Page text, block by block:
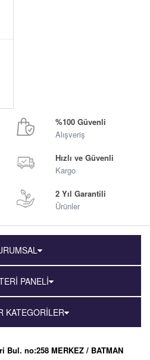
%100 Güvenli
Alışveriş
Hızlı ve Güvenli
Kargo
2 Yıl Garantili
Ürünler
PANELİ
KATEGORİLER
Bul. no:258 MERKEZ / BATMAN